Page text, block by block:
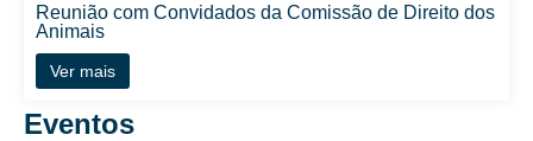
Reunião com Convidados da Comissão de Direito dos
Animais
Ver mais
Eventos